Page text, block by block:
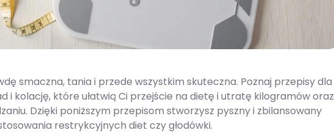
smaczna, tania i przede wszystkim skuteczna. Poznaj przepisy dla
i kolację, które ułatwią Ci przejście na dietę i utratę kilogramów oraz
Dzięki poniższym przepisom stworzysz pyszny i zbilansowany
restrykcyjnych diet czy głodówki.